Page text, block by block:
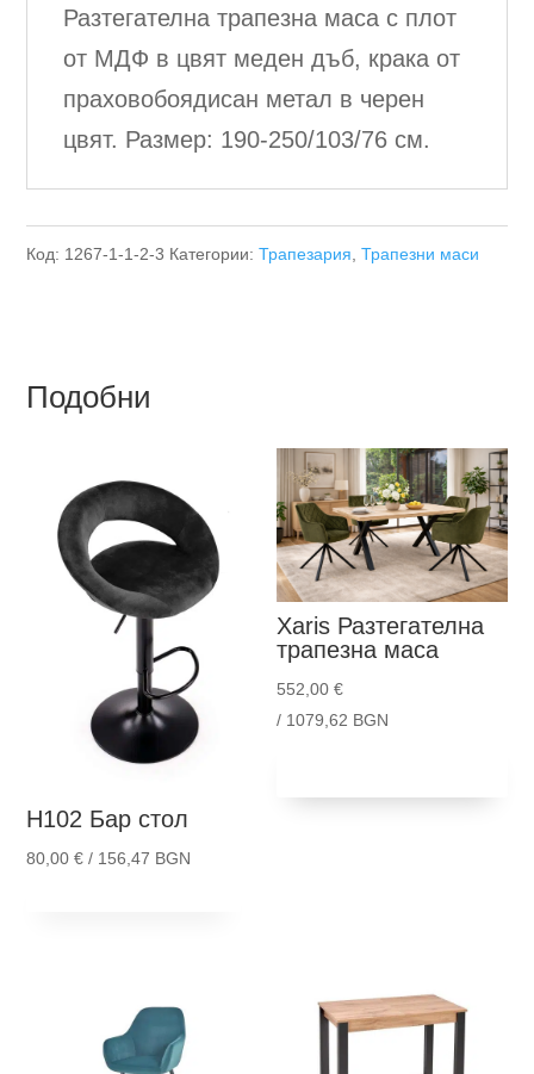
Разтегателна трапезна маса с плот
от МДФ в цвят меден дъб, крака от
праховобоядисан метал в черен
цвят. Размер: 190-250/103/76 см.
Код: 1267-1-1-2-3 Категории:Трапезария,Трапезни маси
Подобни
H102 Бар стол
80,00€ / 156,47 BGN
variants.
Xaris Разтегателна
трапезна маса
552,00€
/ 1079,62 BGN